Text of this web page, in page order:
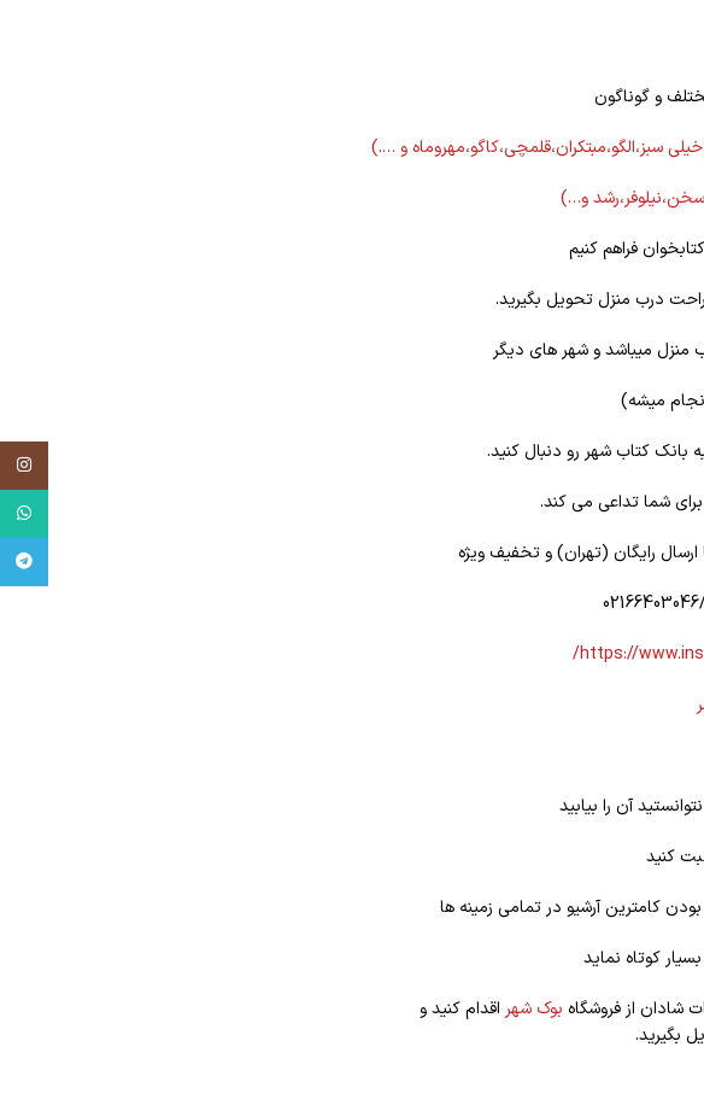
و گوناگون
سبز،الگو،مبتکران،قلمچی،کاگو،مهروماه و ….)
و…)
فراهم کنیم
درب منزل تحویل بگیرید.
منزل میباشد و شهر های دیگر
کتاب شهر رو دنبال کنید.
شما تداعی می کند.
https://
آن را بیابید
کنید
کامترین آرشیو در تمامی زمینه ها
کوتاه نماید
شادان از فروشگاه بوک شهر اقدام کنید و
بگیرید.